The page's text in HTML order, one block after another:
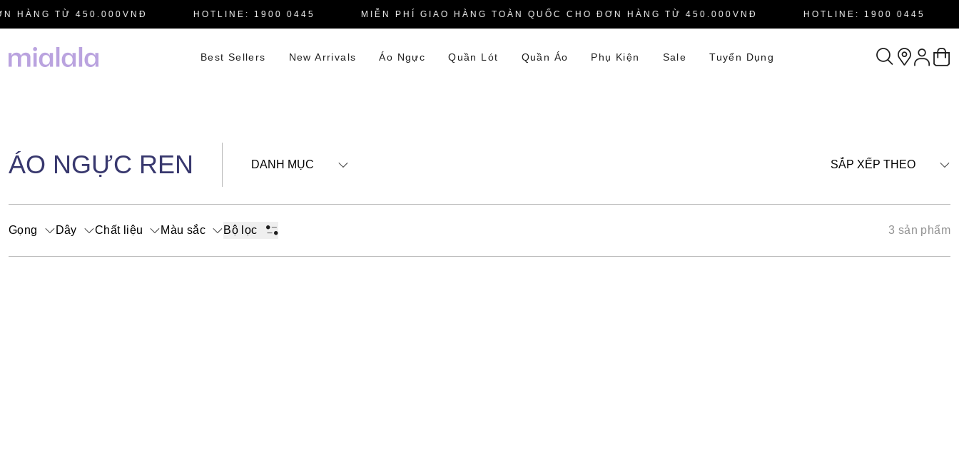
HÀNG TỪ 450.000VNĐ HOTLINE: 1900 0445 MIỄN PHÍ GIAO HÀNG TOÀN QUỐC CHO ĐƠN HÀNG TỪ 450.000VNĐ HOTLINE: 1900 0445
Best Sellers New Arrivals Áo Ngực Quần Lót Quần Áo Phụ Kiện Sale Tuyển Dụng
ÁO NGỰC REN DANH MỤC SẮP XẾP THEO
Gọng Dây Chất liệu Màu sắc Bộ lọc 3 sản phẩm